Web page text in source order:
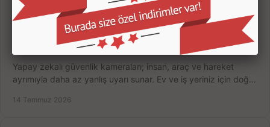
Yapay Zekalı Güvenlik Kameraları Nasıl Seçilir?
Yapay zekalı güvenlik kameraları; insan, araç ve hareket
ayrımıyla daha az yanlış uyarı sunar. Ev ve iş yeriniz için doğru
14 Temmuz 2026